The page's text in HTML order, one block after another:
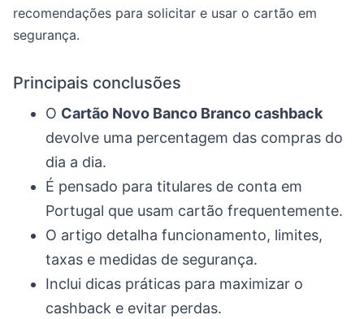
recomendações para solicitar e usar o cartão em
segurança.
Principais conclusões
O Cartão Novo Banco Branco cashback
devolve uma percentagem das compras do
dia a dia.
É pensado para titulares de conta em
Portugal que usam cartão frequentemente.
O artigo detalha funcionamento, limites,
taxas e medidas de segurança.
Inclui dicas práticas para maximizar o
cashback e evitar perdas.